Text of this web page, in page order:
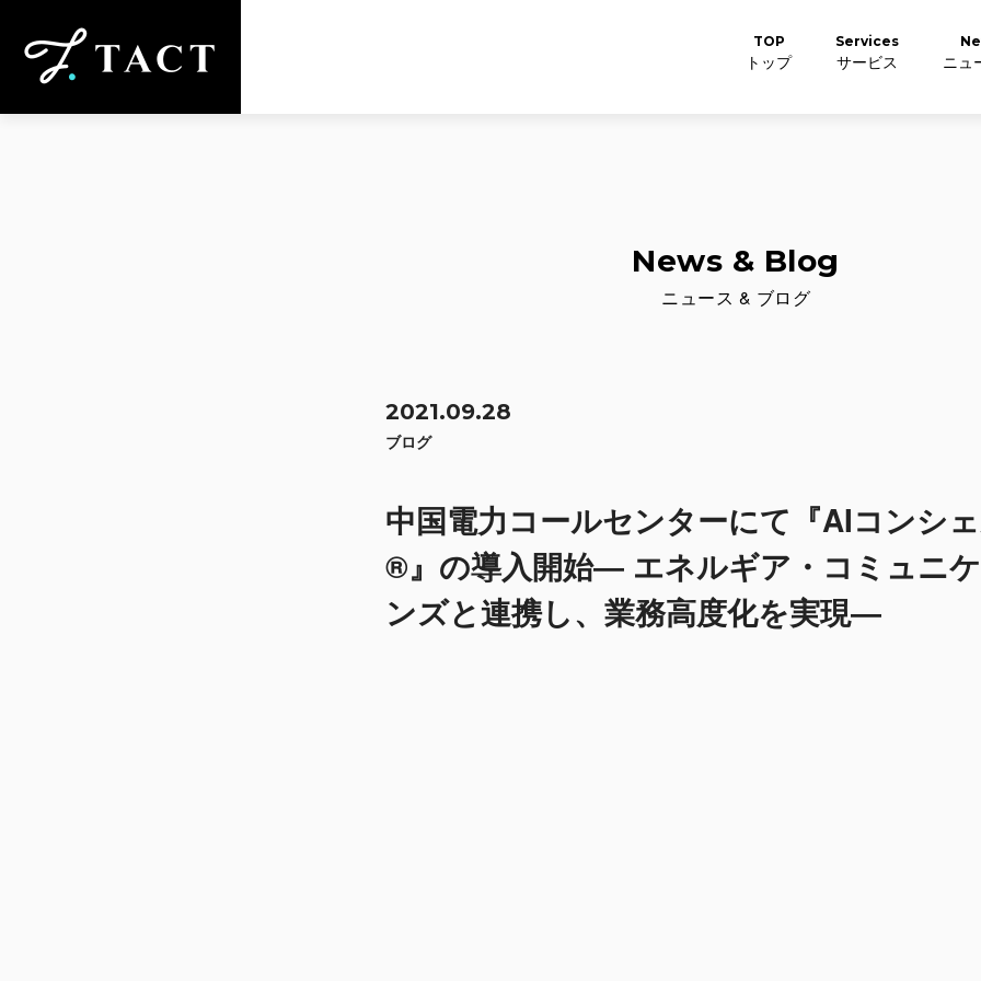
TOP
トップ
Services
サービス ニュ
News & Blog
ニュース & ブログ
2021.09.28
ブログ
中国電力コールセンターにて『AIコンシ
®』の導入開始― エネルギア・コミュニ
ンズと連携し、業務高度化を実現―